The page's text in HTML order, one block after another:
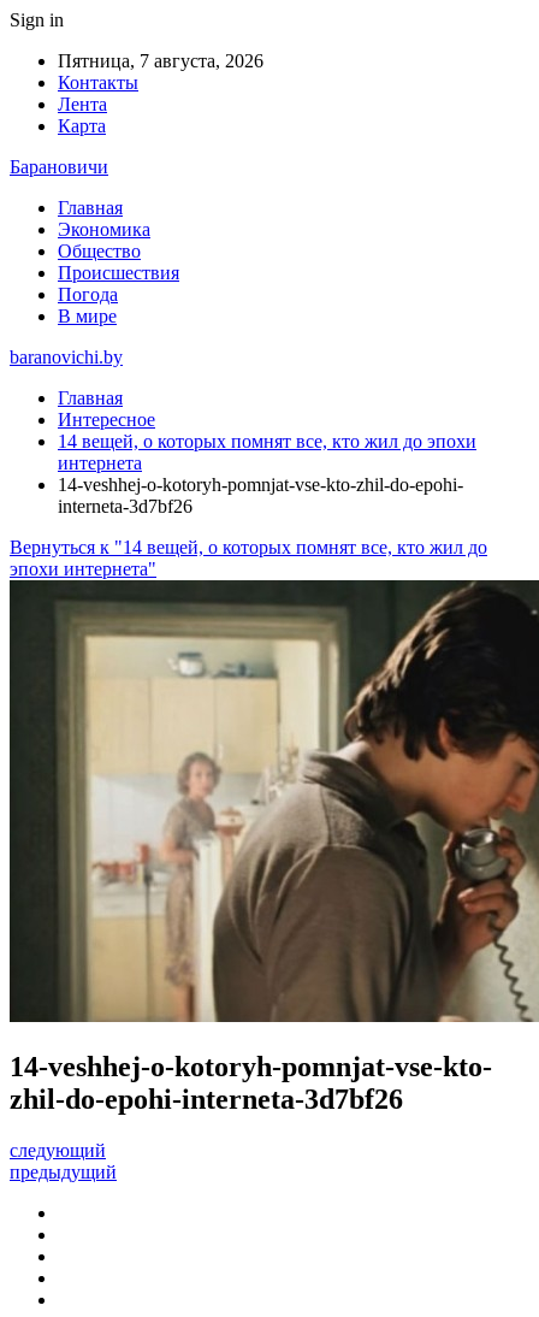
Sign in
Пятница, 7 августа, 2026
Контакты
Лента
Карта
Барановичи
Главная
Экономика
Общество
Происшествия
Погода
В мире
baranovichi.by
Главная
Интересное
14 вещей, о которых помнят все, кто жил до эпохи
интернета
14-veshhej-o-kotoryh-pomnjat-vse-kto-zhil-do-epohi-
interneta-3d7bf26
Вернуться к "14 вещей, о которых помнят все, кто жил до
эпохи интернета"
14-veshhej-o-kotoryh-pomnjat-vse-kto-
zhil-do-epohi-interneta-3d7bf26
следующий
предыдущий